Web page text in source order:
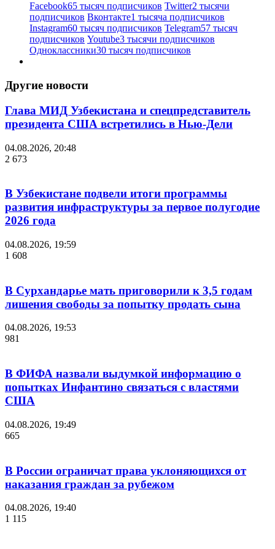
Facebook65 тысяч подписчиков Twitter2 тысячи
подписчиков Вконтакте1 тысяча подписчиков
Instagram60 тысяч подписчиков Telegram57 тысяч
подписчиков Youtube3 тысячи подписчиков
Одноклассники30 тысяч подписчиков
Другие новости
Глава МИД Узбекистана и спецпредставитель
президента США встретились в Нью-Дели
04.08.2026, 20:48
2 673
В Узбекистане подвели итоги программы
развития инфраструктуры за первое полугодие
2026 года
04.08.2026, 19:59
1 608
В Сурхандарье мать приговорили к 3,5 годам
лишения свободы за попытку продать сына
04.08.2026, 19:53
981
В ФИФА назвали выдумкой информацию о
попытках Инфантино связаться с властями
США
04.08.2026, 19:49
665
В России ограничат права уклоняющихся от
наказания граждан за рубежом
04.08.2026, 19:40
1 115